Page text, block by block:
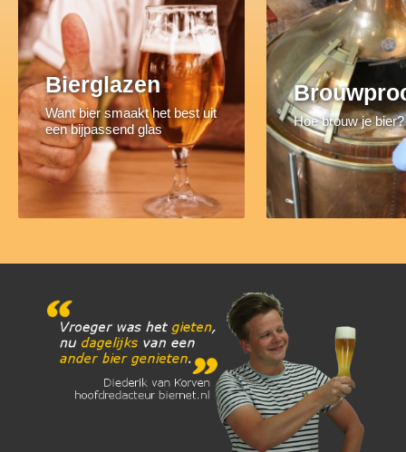
Bierglazen
Want bier smaakt het best uit
een bijpassend glas
Hoe brouw je bier?